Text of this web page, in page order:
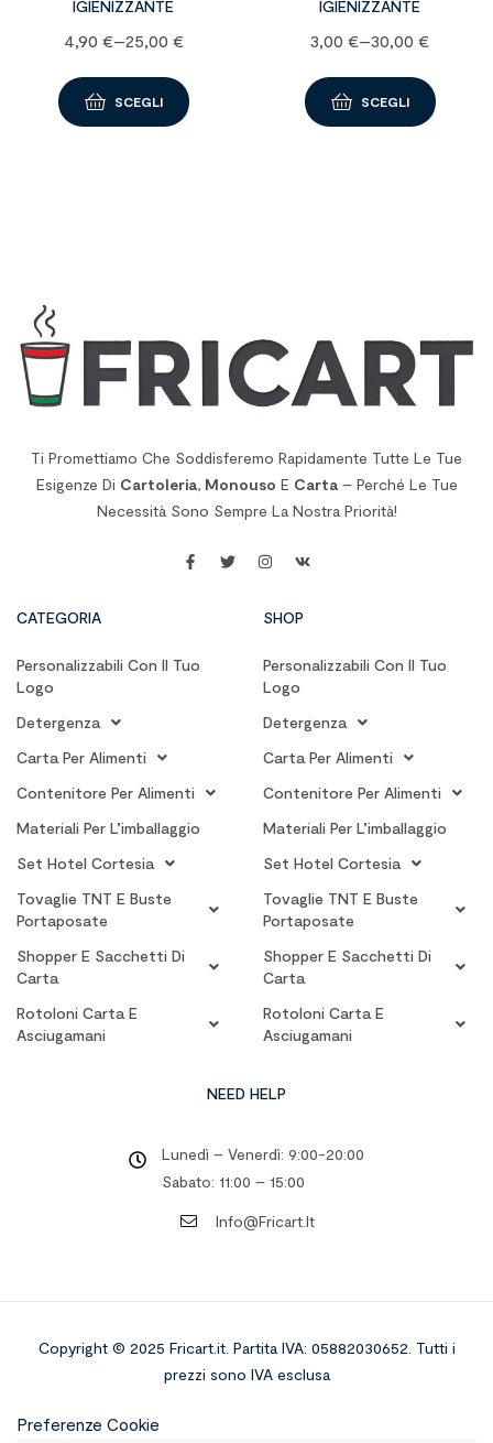
IGIENIZZANTE
4,90 €–25,00 €
SCEGLI
IGIENIZZANTE
3,00 €–30,00 €
SCEGLI
Ti Promettiamo Che Soddisferemo Rapidamente Tutte Le Tue
Esigenze Di Cartoleria, Monouso E Carta– Perché Le Tue
Necessità Sono Sempre La Nostra Priorità!
CATEGORIA
Personalizzabili Con Il Tuo
Logo
Detergenza
Carta Per Alimenti
Contenitore Per Alimenti
Materiali Per L’imballaggio
Set Hotel Cortesia
Tovaglie TNT E Buste
Portaposate
Shopper E Sacchetti Di
Carta
Rotoloni Carta E
Asciugamani
SHOP
Personalizzabili Con Il Tuo
Logo
Detergenza
Carta Per Alimenti
Contenitore Per Alimenti
Materiali Per L’imballaggio
Set Hotel Cortesia
Tovaglie TNT E Buste
Portaposate
Shopper E Sacchetti Di
Carta
Rotoloni Carta E
Asciugamani
NEED HELP
Lunedì – Venerdì: 9:00-20:00
Sabato: 11:00 – 15:00
Info@fricart.it
Copyright © 2025 Fricart.it. Partita IVA: 05882030652. Tutti i
prezzi sono IVA esclusa
Preferenze Cookie